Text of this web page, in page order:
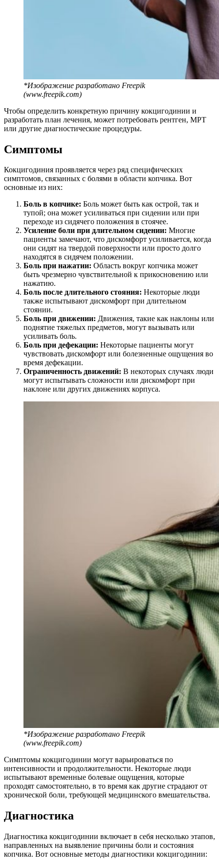
*Изображение разработано Freepik
(www.freepik.com)
Чтобы определить конкретную причину кокцигодинии и
разработать план лечения, может потребовать рентген, МРТ
или другие диагностические процедуры.
Симптомы
Кокцигодиния проявляется через ряд специфических
симптомов, связанных с болями в области копчика. Вот
основные из них:
Боль в копчике: Боль может быть как острой, так и
тупой; она может усиливаться при сидении или при
переходе из сидячего положения в стоячее.
Усиление боли при длительном сидении: Многие
пациенты замечают, что дискомфорт усиливается, когда
они сидят на твердой поверхности или просто долго
находятся в сидячем положении.
Боль при нажатии: Область вокруг копчика может
быть чрезмерно чувствительной к прикосновению или
нажатию.
Боль после длительного стояния: Некоторые люди
также испытывают дискомфорт при длительном
стоянии.
Боль при движении: Движения, такие как наклоны или
поднятие тяжелых предметов, могут вызывать или
усиливать боль.
Боль при дефекации: Некоторые пациенты могут
чувствовать дискомфорт или болезненные ощущения во
время дефекации.
Ограниченность движений: В некоторых случаях люди
могут испытывать сложности или дискомфорт при
наклоне или других движениях корпуса.
*Изображение разработано Freepik
(www.freepik.com)
Симптомы кокцигодинии могут варьироваться по
интенсивности и продолжительности. Некоторые люди
испытывают временные болевые ощущения, которые
проходят самостоятельно, в то время как другие страдают от
хронической боли, требующей медицинского вмешательства.
Диагностика
Диагностика кокцигодинии включает в себя несколько этапов,
направленных на выявление причины боли и состояния
копчика. Вот основные методы диагностики кокцигодинии: